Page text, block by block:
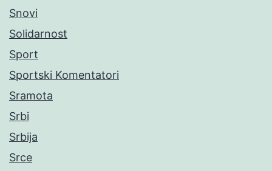
Snovi
Solidarnost
Sport
Sportski Komentatori
Sramota
Srbi
Srbija
Srce